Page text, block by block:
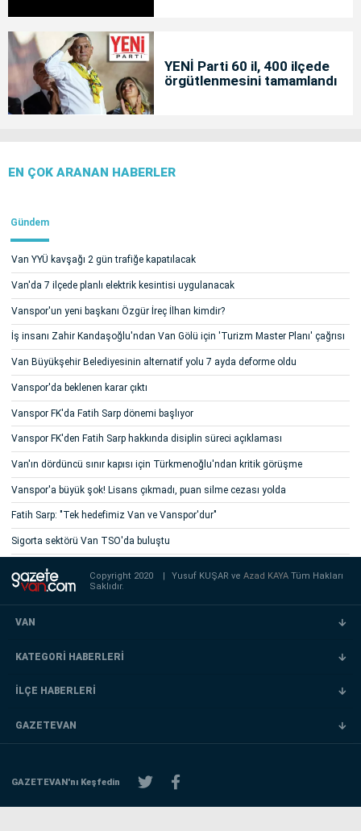
YENİ Parti 60 il, 400 ilçede
örgütlenmesini tamamlandı
EN ÇOK ARANAN HABERLER
Gündem
Van YYÜ kavşağı 2 gün trafiğe kapatılacak
Van'da 7 ilçede planlı elektrik kesintisi uygulanacak
Vanspor'un yeni başkanı Özgür İreç İlhan kimdir?
İş insanı Zahir Kandaşoğlu'ndan Van Gölü için 'Turizm Master Planı' çağrısı
Van Büyükşehir Belediyesinin alternatif yolu 7 ayda deforme oldu
Vanspor'da beklenen karar çıktı
Vanspor FK'da Fatih Sarp dönemi başlıyor
Vanspor FK'den Fatih Sarp hakkında disiplin süreci açıklaması
Van'ın dördüncü sınır kapısı için Türkmenoğlu'ndan kritik görüşme
Vanspor'a büyük şok! Lisans çıkmadı, puan silme cezası yolda
Fatih Sarp: "Tek hedefimiz Van ve Vanspor'dur"
Sigorta sektörü Van TSO'da buluştu
Copyright 2020 | Yusuf KUŞAR veAzad KAYATüm Hakları
Saklıdır.
VAN
KATEGORİ HABERLERİ
İLÇE HABERLERİ
GAZETEVAN
GAZETEVAN'nı Keşfedin